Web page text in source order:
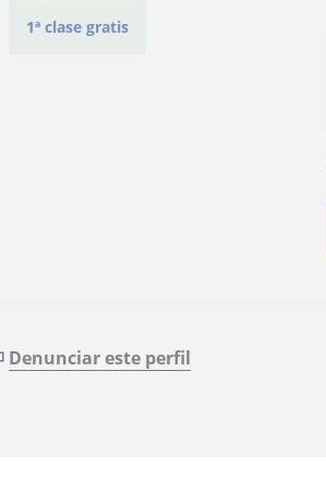
1ª clase gratis
Denunciar este perfil